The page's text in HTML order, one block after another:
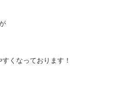
くなっております！